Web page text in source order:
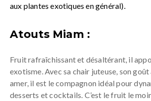
aux plantes exotiques en général).
Atouts Miam :
Fruit rafraîchissant et désaltérant, il
exotisme. Avec sa chair juteuse, son
amer, il est le compagnon idéal pour
desserts et cocktails. C’est le fruit le